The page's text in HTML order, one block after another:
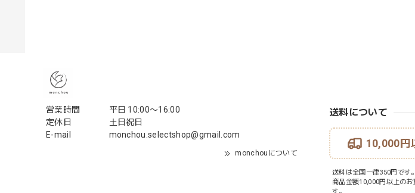
営業時間
平日 10:00〜16:00
定休日
土日祝日
E-mail
monchou.selectshop@gmail.com
monchouについて
送料について
10,000円
送料は全国一律350円です。
商品金額10,000円以上の